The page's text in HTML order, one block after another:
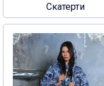
Скатерти